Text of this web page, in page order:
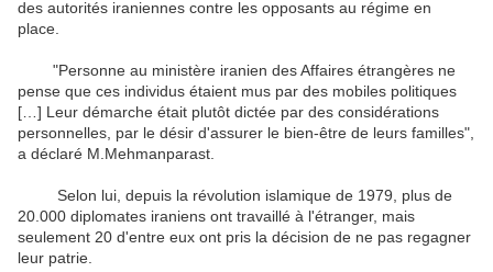
des autorités iraniennes contre les opposants au régime en
place.
"Personne au ministère iranien des Affaires étrangères ne
pense que ces individus étaient mus par des mobiles politiques
[…] Leur démarche était plutôt dictée par des considérations
personnelles, par le désir d'assurer le bien-être de leurs familles",
a déclaré M.Mehmanparast.
Selon lui, depuis la révolution islamique de 1979, plus de
20.000 diplomates iraniens ont travaillé à l'étranger, mais
seulement 20 d'entre eux ont pris la décision de ne pas regagner
leur patrie.